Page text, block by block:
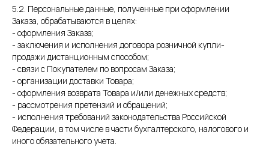
5.2. Персональные данные, полученные при оформлении
Заказа, обрабатываются в целях:
- оформления Заказа;
- заключения и исполнения договора розничной купли-
продажи дистанционным способом;
- связи с Покупателем по вопросам Заказа;
- организации доставки Товара;
- оформления возврата Товара и/или денежных средств;
- рассмотрения претензий и обращений;
- исполнения требований законодательства Российской
Федерации, в том числе в части бухгалтерского, налогового и
иного обязательного учета.